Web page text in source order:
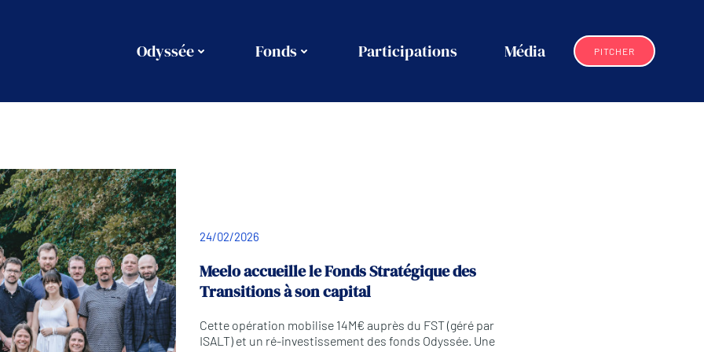
Odyssée Fonds Participations Média PITCHER
24/02/2026
Meelo accueille le Fonds Stratégique des
Transitions à son capital
Cette opération mobilise 14M€ auprès du FST (géré par
ISALT) et un ré-investissement des fonds Odyssée. Une